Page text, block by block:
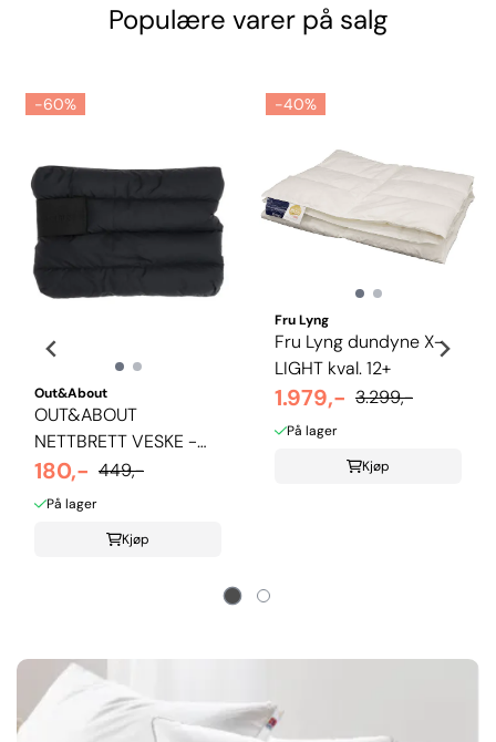
Populære varer på salg
-60%
Out&About
OUT&ABOUT
NETTBRETT VESKE -
SVART
180,- 449,-
På lager
Kjøp
-40%
Fru Lyng
Fru Lyng dundyne X-
LIGHT kval. 12+
1.979,- 3.299,-
På lager
Kjøp